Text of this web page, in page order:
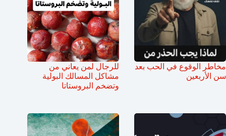
مخاطر الوقوع في الحب بعد
سن الأربعين
للرجال لمن يعاني من
مشاكل المسالك البولية
وتضخم البروستاتا